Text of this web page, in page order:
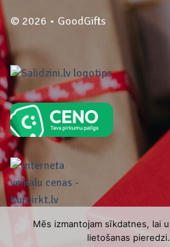
© 2026 • GoodGifts
Mēs izmantojam sīkdatnes, lai
lietošanas pieredzi.